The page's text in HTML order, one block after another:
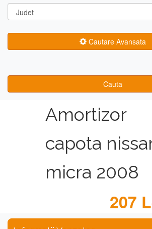
Cautare Avansata
Cauta
Amortizor
capota
micra 2008
207